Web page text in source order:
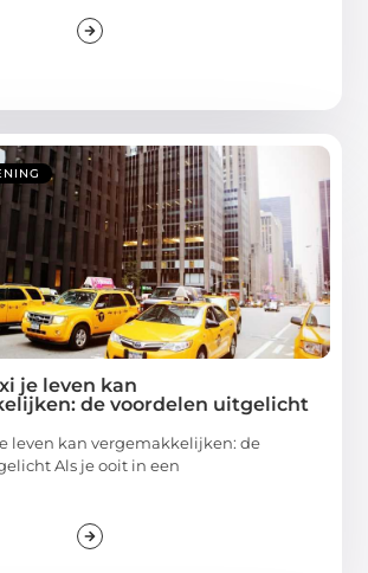
je leven kan
de voordelen uitgelicht
leven kan vergemakkelijken: de
Als je ooit in een